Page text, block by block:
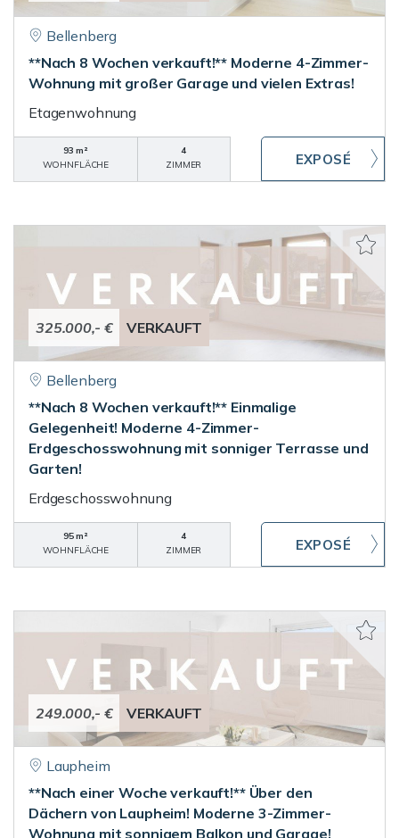
Bellenberg
**Nach 8 Wochen verkauft!** Moderne 4-Zimmer-
Wohnung mit großer Garage und vielen Extras!
Etagenwohnung
93 m²
WOHNFLÄCHE
4
ZIMMER
325.000,- € VERKAUFT
Bellenberg
**Nach 8 Wochen verkauft!** Einmalige
Gelegenheit! Moderne 4-Zimmer-
Erdgeschosswohnung mit sonniger Terrasse und
Garten!
Erdgeschosswohnung
95 m²
WOHNFLÄCHE
4
ZIMMER
249.000,- € VERKAUFT
Laupheim
**Nach einer Woche verkauft!** Über den
Dächern von Laupheim! Moderne 3-Zimmer-
Wohnung mit sonnigem Balkon und Garage!